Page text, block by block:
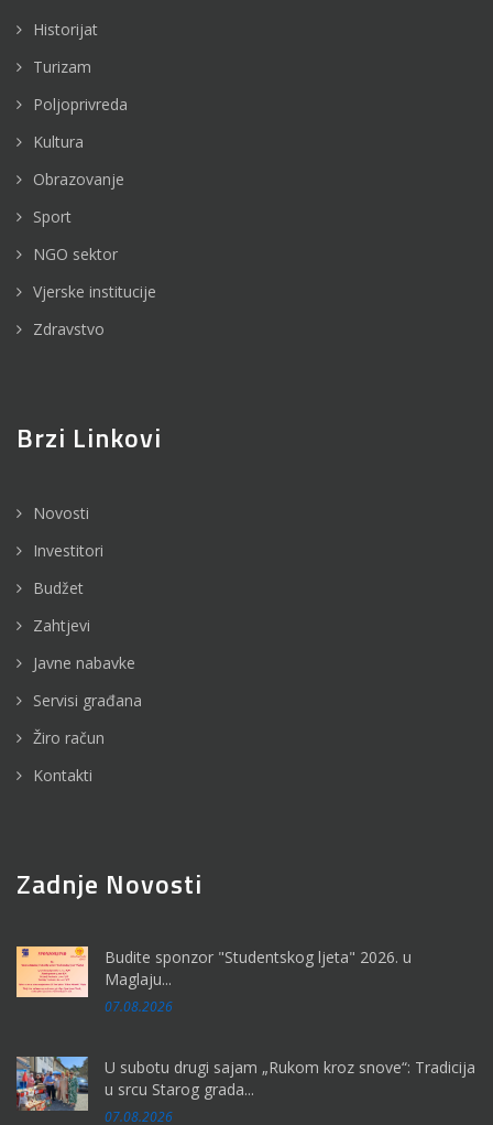
Historijat
Turizam
Poljoprivreda
Kultura
Obrazovanje
Sport
NGO sektor
Vjerske institucije
Zdravstvo
Brzi Linkovi
Novosti
Investitori
Budžet
Zahtjevi
Javne nabavke
Servisi građana
Žiro račun
Kontakti
Zadnje Novosti
Budite sponzor "Studentskog ljeta" 2026. u
Maglaju...
07.08.2026
U subotu drugi sajam „Rukom kroz snove“: Tradicija
u srcu Starog grada...
07.08.2026